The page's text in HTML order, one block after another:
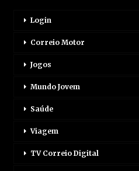
Login
Correio Motor
Jogos
Mundo Jovem
Saúde
Viagem
TV Correio Digital